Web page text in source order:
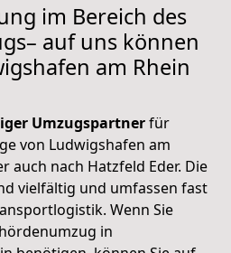
im Bereich des
auf uns können
am Rhein
Umzugspartnerfür
von Ludwigshafen am
auch nach Hatzfeld Eder. Die
vielfältig und umfassen fast
Wenn Sie
in